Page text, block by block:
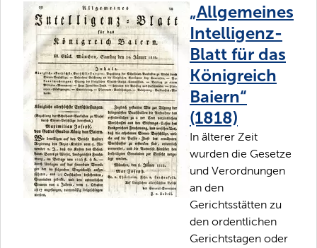
„Allgemeines
Intelligenz-
Blatt für das
Königreich
Baiern“
(1818)
In älterer Zeit
wurden die Gesetze
und Verordnungen
an den
Gerichtsstätten zu
den ordentlichen
Gerichtstagen oder